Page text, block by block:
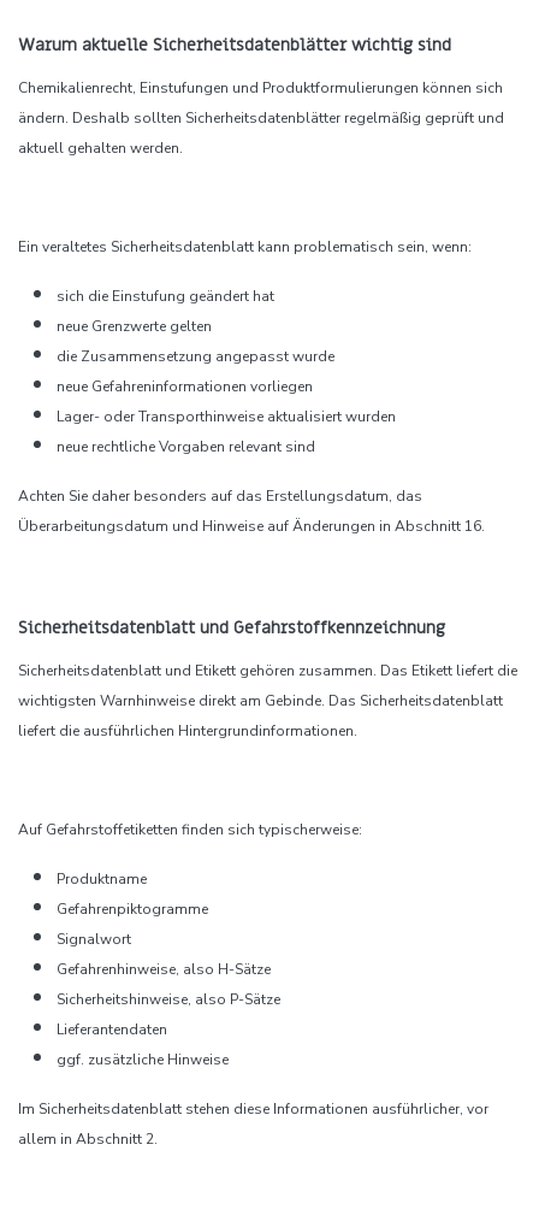
Warum aktuelle Sicherheitsdatenblätter wichtig sind
Chemikalienrecht, Einstufungen und Produktformulierungen können sich
ändern. Deshalb sollten Sicherheitsdatenblätter regelmäßig geprüft und
aktuell gehalten werden.
Ein veraltetes Sicherheitsdatenblatt kann problematisch sein, wenn:
sich die Einstufung geändert hat
neue Grenzwerte gelten
die Zusammensetzung angepasst wurde
neue Gefahreninformationen vorliegen
Lager- oder Transporthinweise aktualisiert wurden
neue rechtliche Vorgaben relevant sind
Achten Sie daher besonders auf das Erstellungsdatum, das
Überarbeitungsdatum und Hinweise auf Änderungen in Abschnitt 16.
Sicherheitsdatenblatt und Gefahrstoffkennzeichnung
Sicherheitsdatenblatt und Etikett gehören zusammen. Das Etikett liefert die
wichtigsten Warnhinweise direkt am Gebinde. Das Sicherheitsdatenblatt
liefert die ausführlichen Hintergrundinformationen.
Auf Gefahrstoffetiketten finden sich typischerweise:
Produktname
Gefahrenpiktogramme
Signalwort
Gefahrenhinweise, also H-Sätze
Sicherheitshinweise, also P-Sätze
Lieferantendaten
ggf. zusätzliche Hinweise
Im Sicherheitsdatenblatt stehen diese Informationen ausführlicher, vor
allem in Abschnitt 2.